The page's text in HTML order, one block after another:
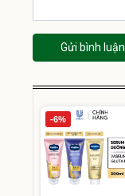
Gửi bình luận
-6%